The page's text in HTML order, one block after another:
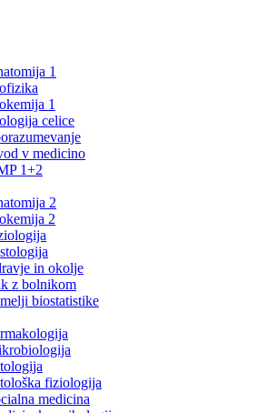
1
1
celice
v medicino
1+2
2
2
in okolje
z bolnikom
biostatistike
fiziologija
medicina